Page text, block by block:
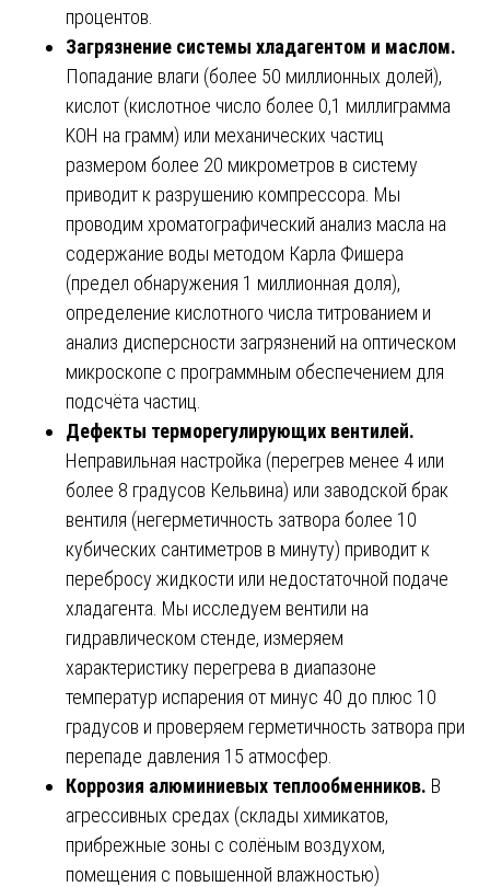
процентов.
Загрязнение системы хладагентом и маслом.
Попадание влаги (более 50 миллионных долей),
кислот (кислотное число более 0,1 миллиграмма
KOH на грамм) или механических частиц
размером более 20 микрометров в систему
приводит к разрушению компрессора. Мы
проводим хроматографический анализ масла на
содержание воды методом Карла Фишера
(предел обнаружения 1 миллионная доля),
определение кислотного числа титрованием и
анализ дисперсности загрязнений на оптическом
микроскопе с программным обеспечением для
подсчёта частиц.
Дефекты терморегулирующих вентилей.
Неправильная настройка (перегрев менее 4 или
более 8 градусов Кельвина) или заводской брак
вентиля (негерметичность затвора более 10
кубических сантиметров в минуту) приводит к
перебросу жидкости или недостаточной подаче
хладагента. Мы исследуем вентили на
гидравлическом стенде, измеряем
характеристику перегрева в диапазоне
температур испарения от минус 40 до плюс 10
градусов и проверяем герметичность затвора при
перепаде давления 15 атмосфер.
Коррозия алюминиевых теплообменников. В
агрессивных средах (склады химикатов,
прибрежные зоны с солёным воздухом,
помещения с повышенной влажностью)